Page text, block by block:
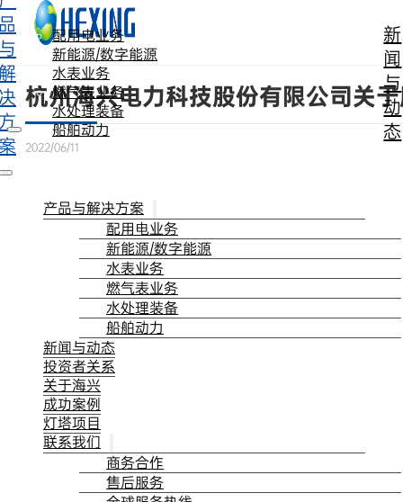
跳转到主要内容 跳转到页脚
配用电业务
新能源/数字能源
水表业务
燃气表业务
水处理装备
船舶动力
新
闻
与
动
态
产品与解决方案
配用电业务
新能源/数字能源
水表业务
燃气表业务
水处理装备
船舶动力
新闻与动态
投资者关系
关于海兴
成功案例
灯塔项目
联系我们
商务合作
售后服务
杭州海兴电力科技股份有限公司关
2022/06/11